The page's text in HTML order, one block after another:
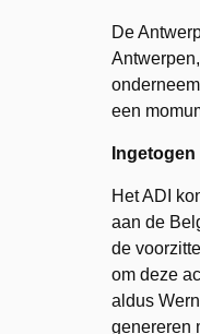
De
een
Het ADI
aan de
de
om deze
aldus
genereren